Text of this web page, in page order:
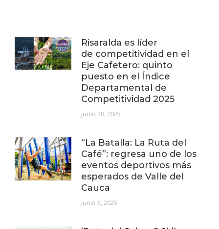
Risaralda es líder
de competitividad en el
Eje Cafetero: quinto
puesto en el Índice
Departamental de
Competitividad 2025
junio 20, 2025
“La Batalla: La Ruta del
Café”: regresa uno de los
eventos deportivos más
esperados de Valle del
Cauca
junio 5, 2025